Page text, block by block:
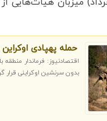
حمله پهپادی
اقتصادنیوز: فرماندار
بدون سرنشین اوکراینی قرار